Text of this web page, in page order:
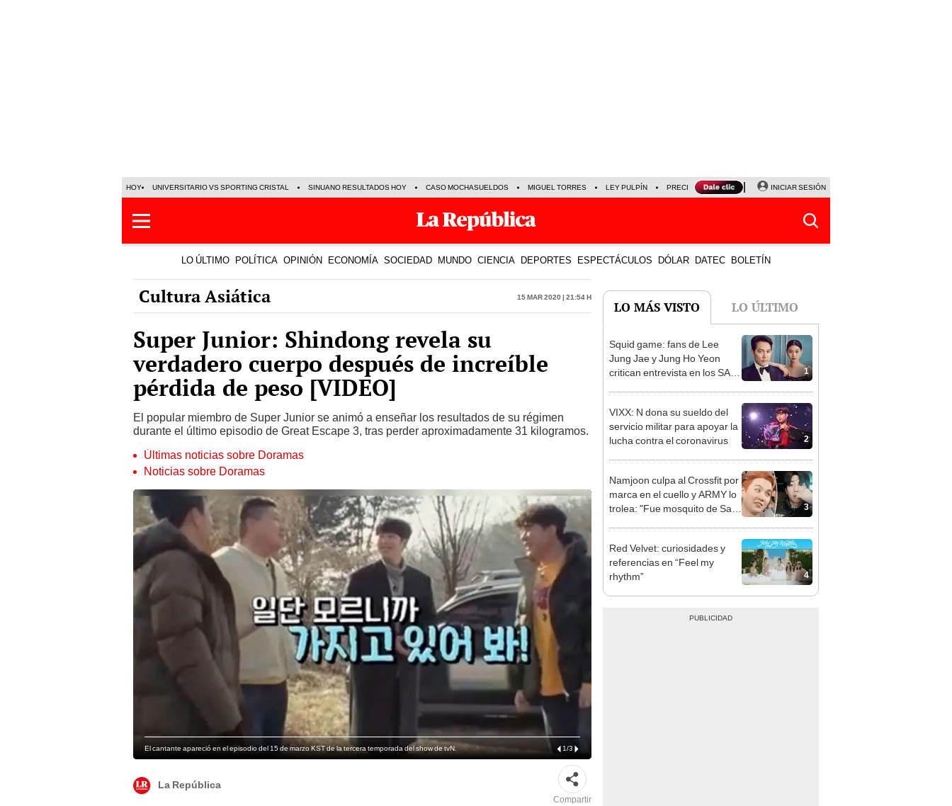
HOY UNIVERSITARIO VS SPORTING CRISTAL SINUANO RESULTADOS HOY CASO MOCHASUELDOS MIGUEL TORRES LEY PULPÍN PRECIO DEL DÓLAR CORTE DE LUZ VIERNES 7 DE AGOSTO
INICIAR SESIÓN
LO ÚLTIMO POLÍTICA OPINIÓN ECONOMÍA SOCIEDAD MUNDO CIENCIA DEPORTES ESPECTÁCULOS DÓLAR DATEC BOLETÍN
Cultura Asiática 15 Mar 2020 | 21:54 h
Super Junior: Shindong revela su
verdadero cuerpo después de increíble
pérdida de peso [VIDEO]
El popular miembro de Super Junior se animó a enseñar los resultados de su régimen
durante el último episodio de Great Escape 3, tras perder aproximadamente 31 kilogramos.
Últimas noticias sobre Doramas
Noticias sobre Doramas
El cantante apareció en el episodio del 15 de marzo KST de la tercera temporada del show de tvN. 1/3
La República
Compartir
LO MÁS VISTO LO ÚLTIMO
1
Squid game: fans de Lee
Jung Jae y Jung Ho Yeon
critican entrevista en los SAG
2
VIXX: N dona su sueldo del
servicio militar para apoyar la
lucha contra el coronavirus
3
Namjoon culpa al Crossfit por
marca en el cuello y ARMY lo
trolea: "Fue mosquito de San
4
Red Velvet: curiosidades y
referencias en “Feel my
rhythm”